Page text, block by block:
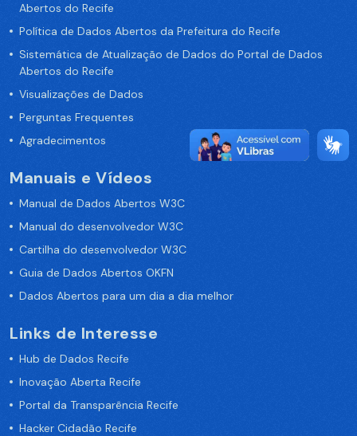
Abertos do Recife
Política de Dados Abertos da Prefeitura do Recife
Sistemática de Atualização de Dados do Portal de Dados
Abertos do Recife
Visualizações de Dados
Perguntas Frequentes
Agradecimentos
Manuais e Vídeos
Manual de Dados Abertos W3C
Manual do desenvolvedor W3C
Cartilha do desenvolvedor W3C
Guia de Dados Abertos OKFN
Dados Abertos para um dia a dia melhor
Links de Interesse
Hub de Dados Recife
Inovação Aberta Recife
Portal da Transparência Recife
Hacker Cidadão Recife